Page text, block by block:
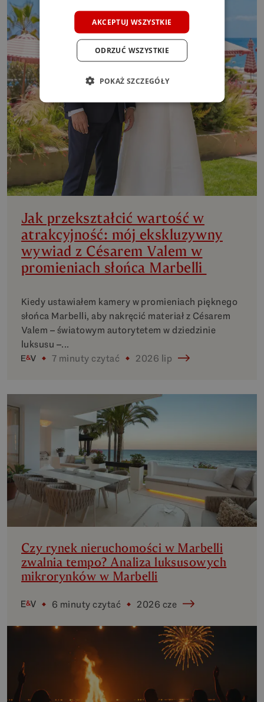
Jak przekształcić wartość w
atrakcyjność: mój ekskluzywny
wywiad z Césarem Valem w
promieniach słońca Marbelli
Kiedy ustawiałem kamery w promieniach pięknego
słońca Marbelli, aby nakręcić materiał z Césarem
Valem – światowym autorytetem w dziedzinie
luksusu –...
7 minuty czytać
2026 lip
Czy rynek nieruchomości w Marbelli
zwalnia tempo? Analiza luksusowych
mikrorynków w Marbelli
6 minuty czytać 2026 cze
AKCEPTUJ WSZYSTKIE
ODRZUĆ WSZYSTKIE
POKAŻ SZCZEGÓŁY